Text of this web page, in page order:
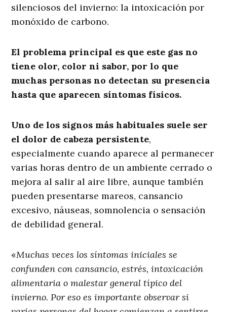
silenciosos del invierno: la intoxicación por
monóxido de carbono.
El problema principal es que este gas no
tiene olor, color ni sabor, por lo que
muchas personas no detectan su presencia
hasta que aparecen síntomas físicos.
Uno de los signos más habituales suele ser
el dolor de cabeza persistente,
especialmente cuando aparece al permanecer
varias horas dentro de un ambiente cerrado o
mejora al salir al aire libre, aunque también
pueden presentarse mareos, cansancio
excesivo, náuseas, somnolencia o sensación
de debilidad general.
«Muchas veces los síntomas iniciales se
confunden con cansancio, estrés, intoxicación
alimentaria o malestar general típico del
invierno. Por eso es importante observar si